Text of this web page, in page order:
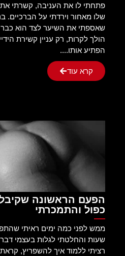
פתחתי לו את העניבה, קשרתי את
שלו מאחור וירדתי על הברכיים.
שאספתי את השיער לצד הוא כבר
הולך לקרות, רק עניין קשירת
הפתיע אותו....
קרא עוד
הפעם הראשונה
כפול והתמכרתי
ממש לפני כמה ימים ראיתי
שעות והחלטתי לגלות בעצמי
רציתי ללמוד איך להשפריץ,